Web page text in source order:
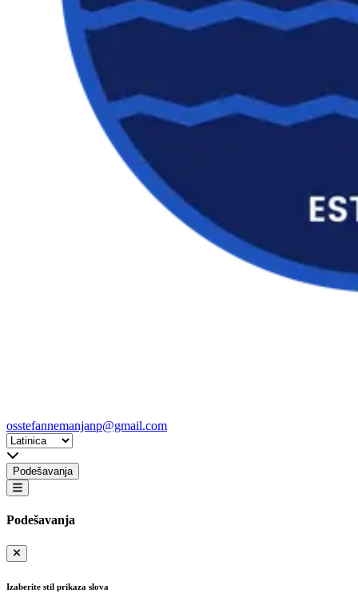
osstefannemanjanp@gmail.com
Podešavanja
Podešavanja
Izaberite stil prikaza slova